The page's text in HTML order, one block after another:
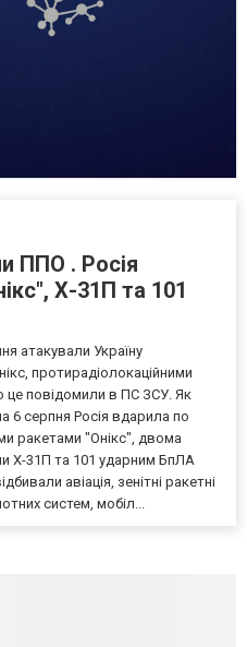
ППО . Росія
Х-31П та 101
атакували Україну
протирадіолокаційними
це повідомили в ПС ЗСУ. Як
6 серпня Росія вдарила по
ракетами "Онікс", двома
Х-31П та 101 ударним БпЛА
авіація, зенітні ракетні
систем, мобіл...